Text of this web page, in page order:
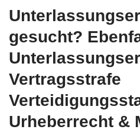
gesucht?
Vertragsstrafe
Urheberrecht &